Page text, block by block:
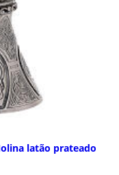
latão prateado